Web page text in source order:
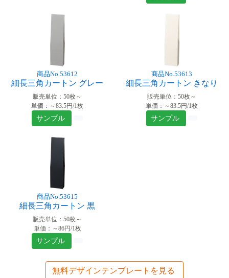
商品No.53612
細長三角カートン グレー
販売単位：50枚～
単価：～83.5円/1枚
サンプル
商品No.53613
細長三角カートン きなり
販売単位：50枚～
単価：～83.5円/1枚
サンプル
商品No.53615
細長三角カートン 黒
販売単位：50枚～
単価：～86円/1枚
サンプル
無料デザインテンプレートを見る